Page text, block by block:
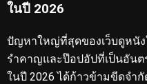
ในปี 2026
ปัญหาใหญ่ที่สุดของเว็บดูหนั
รำคาญและป๊อปอัปที่เป็นอันต
ในปี 2026 ได้ก้าวข้ามขีดจำ